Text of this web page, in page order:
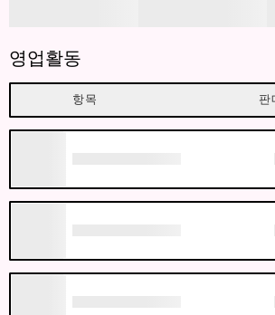
영업활동
항목 판